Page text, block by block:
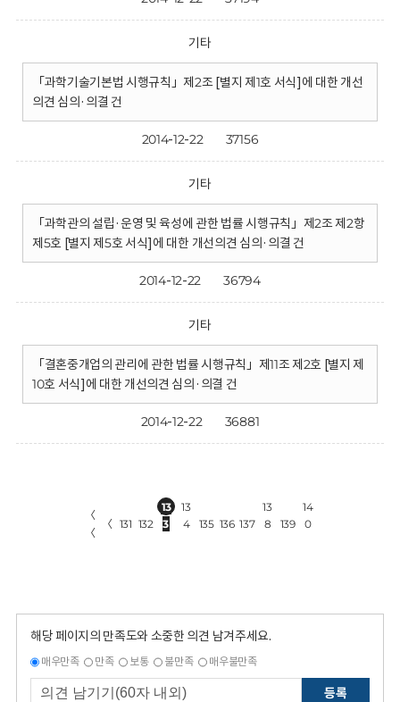
기타
「과학기술기본법 시행규칙」제2조 [별지 제1호 서식]에 대한 개선
의견 심의·의결 건
2014-12-22 37156
기타
「과학관의 설립·운영 및 육성에 관한 법률 시행규칙」제2조 제2항
제5호 [별지 제5호 서식]에 대한 개선의견 심의·의결 건
2014-12-22 36794
기타
「결혼중개업의 관리에 관한 법률 시행규칙」제11조 제2호 [별지 제
10호 서식]에 대한 개선의견 심의·의결 건
2014-12-22 36881
〈
〈
〈 131 132
13
3
13
4
135 136 137
13
8
139
14
0
해당 페이지의 만족도와 소중한 의견 남겨주세요.
매우만족 만족 보통 불만족 매우불만족
등록